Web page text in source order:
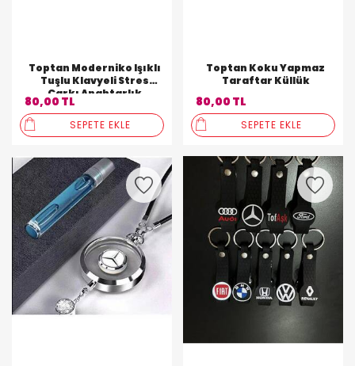
Toptan Moderniko Işıklı
Tuşlu Klavyeli Stres
Çarkı Anahtarlık
80,00 TL
SEPETE EKLE
Toptan Koku Yapmaz
Taraftar Küllük
80,00 TL
SEPETE EKLE